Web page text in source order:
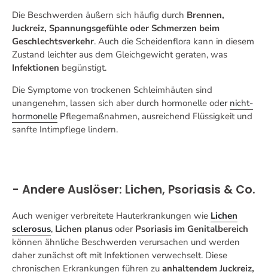
Die Beschwerden äußern sich häufig durch Brennen,
Juckreiz, Spannungsgefühle oder Schmerzen beim
Geschlechtsverkehr. Auch die Scheidenflora kann in diesem
Zustand leichter aus dem Gleichgewicht geraten, was
Infektionen begünstigt.
Die Symptome von trockenen Schleimhäuten sind
unangenehm, lassen sich aber durch hormonelle oder nicht-
hormonelle Pflegemaßnahmen, ausreichend Flüssigkeit und
sanfte Intimpflege lindern.
- Andere Auslöser: Lichen, Psoriasis & Co.
Auch weniger verbreitete Hauterkrankungen wie Lichen
sclerosus, Lichen planus oder Psoriasis im Genitalbereich
können ähnliche Beschwerden verursachen und werden
daher zunächst oft mit Infektionen verwechselt. Diese
chronischen Erkrankungen führen zu anhaltendem Juckreiz,